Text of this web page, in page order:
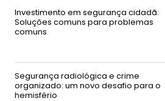
Investimento em segurança cidadã:
Soluções comuns para problemas
comuns
Segurança radiológica e crime
organizado: um novo desafio para o
hemisfério